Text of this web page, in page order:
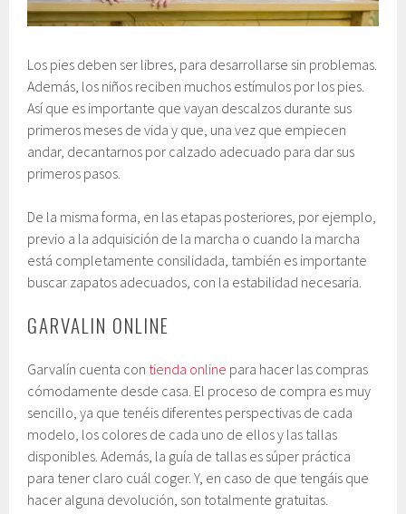
Los pies deben ser libres, para desarrollarse sin problemas.
Además, los niños reciben muchos estímulos por los pies.
Así que es importante que vayan descalzos durante sus
primeros meses de vida y que, una vez que empiecen
andar, decantarnos por calzado adecuado para dar sus
primeros pasos.
De la misma forma, en las etapas posteriores, por ejemplo,
previo a la adquisición de la marcha o cuando la marcha
está completamente consilidada, también es importante
buscar zapatos adecuados, con la estabilidad necesaria.
GARVALIN ONLINE
Garvalín cuenta con tienda online para hacer las compras
cómodamente desde casa. El proceso de compra es muy
sencillo, ya que tenéis diferentes perspectivas de cada
modelo, los colores de cada uno de ellos y las tallas
disponibles. Además, la guía de tallas es súper práctica
para tener claro cuál coger. Y, en caso de que tengáis que
hacer alguna devolución, son totalmente gratuitas.